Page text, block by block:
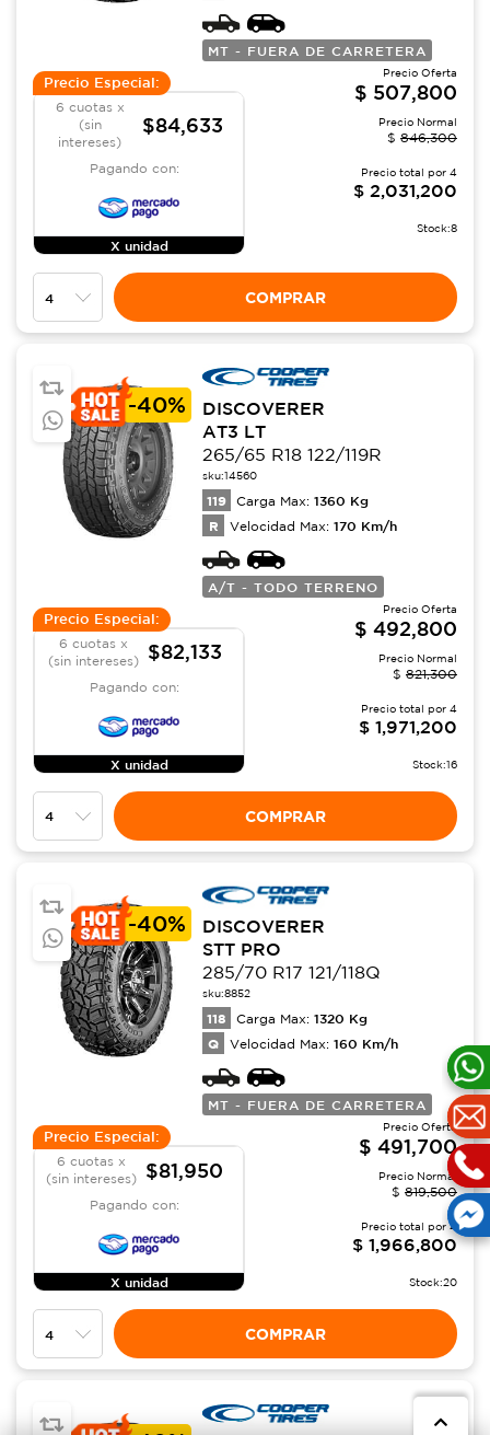
MT - FUERA DE CARRETERA
Precio Especial:
6 cuotas x
(sin
intereses)
$84,633
Pagando con:
X unidad
Precio Oferta
$ 507,800
Precio Normal
$ 846,300
Precio total por 4
$ 2,031,200
Stock:8
COMPRAR
-40%
DISCOVERER
AT3 LT
265/65 R18 122/119R
sku:14560
119 Carga Max: 1360 Kg
R Velocidad Max: 170 Km/h
A/T - TODO TERRENO
Precio Especial:
6 cuotas x
(sin intereses)
$82,133
Pagando con:
X unidad
Precio Oferta
$ 492,800
Precio Normal
$ 821,300
Precio total por 4
$ 1,971,200
Stock:16
COMPRAR
-40%
DISCOVERER
STT PRO
285/70 R17 121/118Q
sku:8852
118 Carga Max: 1320 Kg
Q Velocidad Max: 160 Km/h
MT - FUERA DE CARRETERA
Precio Especial:
6 cuotas x
(sin intereses)
$81,950
Pagando con:
X unidad
Precio Oferta
$ 491,700
Precio Normal
$ 819,500
Precio total por4
$ 1,966,800
Stock:20
COMPRAR